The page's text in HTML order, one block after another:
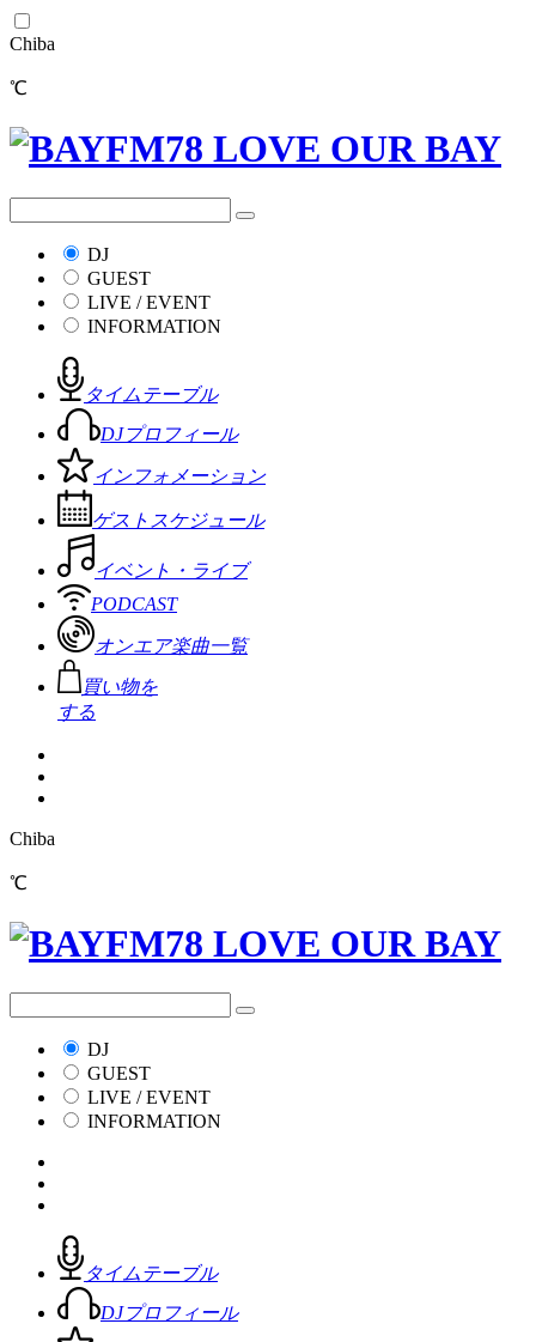
Chiba
℃
DJ
GUEST
LIVE / EVENT
INFORMATION
タイムテーブル
DJプロフィール
インフォメーション
ゲストスケジュール
イベント・ライブ
PODCAST
オンエア楽曲一覧
買い物を
する
Chiba
℃
DJ
GUEST
LIVE / EVENT
INFORMATION
タイムテーブル
DJプロフィール